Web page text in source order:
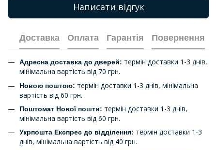
Написати відгук
Доставка Оплата Гарантія Повернення
Адресна доставка до дверей: термін доставки 1-3 днів,
мінімальна вартість від 70 грн.
Новою поштою: термін доставки 1-3 днів, мінімальна
вартість від 60 грн.
Поштомат Нової пошти: термін доставки 1-3 днів,
мінімальна вартість від 60 грн.
Укрпошта Експрес до відділення: термін доставки 1-3
днів, мінімальна вартість від 40 грн.